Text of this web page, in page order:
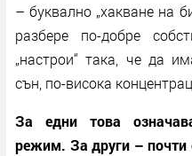
– буквално „хакване на
разбере по-добре
„настрои“ така, че да
сън, по-висока
За едни това
режим. За други – почти